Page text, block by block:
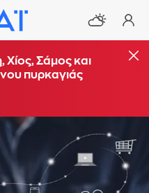
Χίος, Σάμος και
πυρκαγιάς